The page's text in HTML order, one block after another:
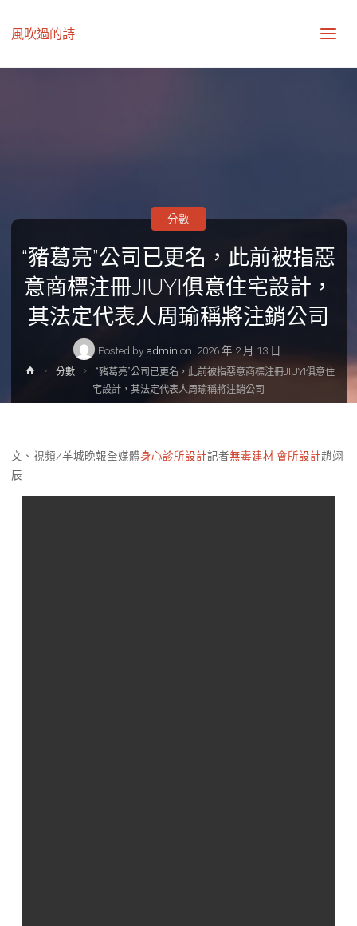
風吹過的詩
“豬葛亮”公司已更名，此前被指惡
意商標注冊JIUYI俱意住宅設計，
其法定代表人周瑜稱將注銷公司
Posted by admin on 2026 年 2 月 13 日
分數
Home分數
“豬葛亮”公司已更名，此前被指惡意商標注冊JIUYI俱意住
宅設計，其法定代表人周瑜稱將注銷公司
文、視頻/羊城晚報全媒體身心診所設計記者無毒建材 會所設計趙翊
辰